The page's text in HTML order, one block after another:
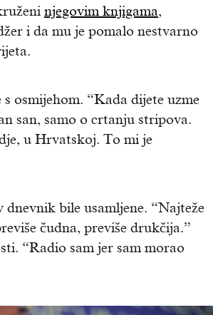
njegovim knjigama,
i da mu je pomalo nestvarno
osmijehom. “Kada dijete uzme
san, samo o crtanju stripova.
u Hrvatskoj. To mi je
bile usamljene. “Najteže
čudna, previše drukčija.”
“Radio sam jer sam morao